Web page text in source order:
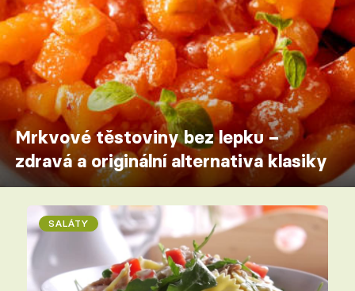
Mrkvové těstoviny bez lepku –
zdravá a originální alternativa klasiky
SALÁTY